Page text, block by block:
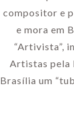
compositor e
e mora em
“Artivista”,
Artistas pela
Brasília um